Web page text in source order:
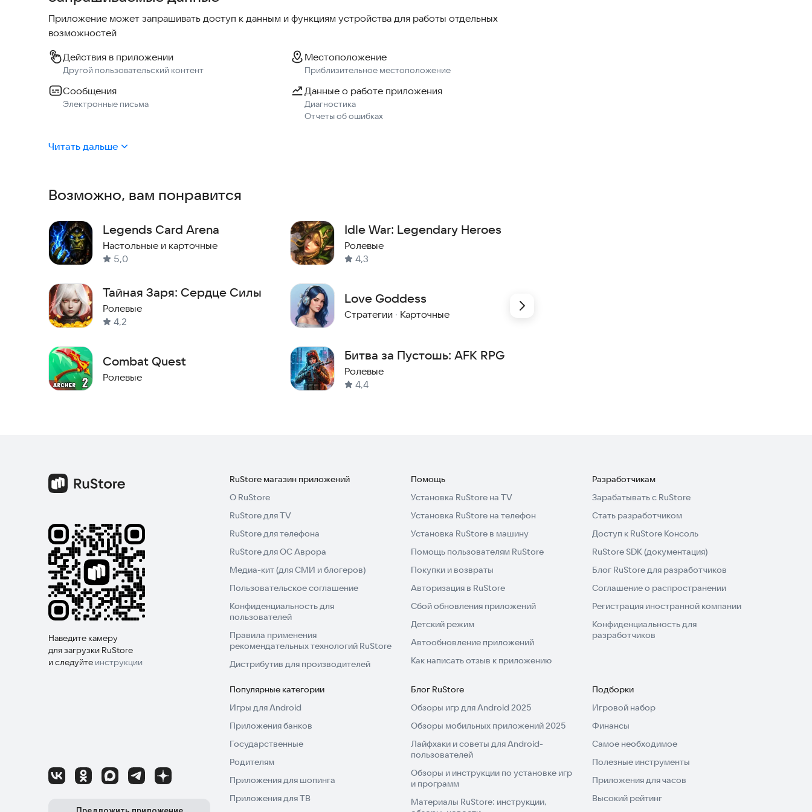
получили 5 звезд Героев!
Приложение может запрашивать доступ к данным и функциям устройства для работы отдельных
возможностей
Действия в приложении
Другой пользовательский контент
Местоположение
Приблизительное местоположение
Сообщения
Электронные письма
Данные о работе приложения
Диагностика
Отчеты об ошибках
Читать дальше
Возможно, вам понравится
Legends Card Arena
Настольные и карточные
5,0
Тайная Заря: Сердце Силы
Ролевые
4,2
Combat Quest
Ролевые
Idle War: Legendary Heroes
Ролевые
4,3
Love Goddess
Стратегии · Карточные
Битва за Пустошь: AFK RPG
Ролевые
4,4
Наведите камеру
для загрузки RuStore
и следуйте инструкции
RuStore магазин приложений
О RuStore
RuStore для TV
RuStore для телефона
RuStore для ОС Аврора
Медиа-кит (для СМИ и блогеров)
Пользовательское соглашение
Конфиденциальность для
пользователей
Правила применения
рекомендательных технологий RuStore
Дистрибутив для производителей
Помощь
Установка RuStore на TV
Установка RuStore на телефон
Установка RuStore в машину
Помощь пользователям RuStore
Покупки и возвраты
Авторизация в RuStore
Сбой обновления приложений
Детский режим
Автообновление приложений
Как написать отзыв к приложению
Разработчикам
Зарабатывать с RuStore
Стать разработчиком
Доступ к RuStore Консоль
RuStore SDK (документация)
Блог RuStore для разработчиков
Соглашение о распространении
Регистрация иностранной компании
Конфиденциальность для
разработчиков
Популярные категории
Игры для Android
Приложения банков
Государственные
Родителям
Приложения для шопинга
Приложения для ТВ
Блог RuStore
Обзоры игр для Android 2025
Обзоры мобильных приложений 2025
Лайфхаки и советы для Android-
пользователей
Обзоры и инструкции по установке игр
и программ
Материалы RuStore: инструкции,
Подборки
Игровой набор
Финансы
Самое необходимое
Полезные инструменты
Приложения для часов
Высокий рейтинг